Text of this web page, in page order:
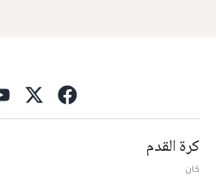
كرة القدم
كان